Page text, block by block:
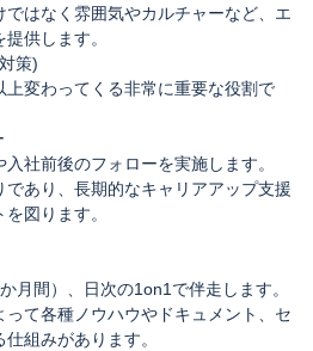
はなく雰囲気やカルチャーなど、エ
供します。
策)
変わってくる非常に重要な役割で
社前後のフォローを実施します。
あり、長期的なキャリアアップ支援
図ります。
月間）、日次の1on1で伴走します。
て各種ノウハウやドキュメント、セ
組みがあります。